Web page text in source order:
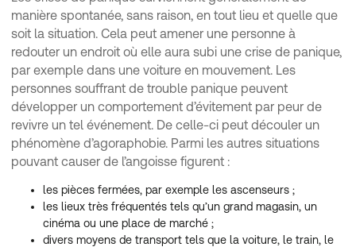
manière spontanée, sans raison, en tout lieu et quelle que
soit la situation. Cela peut amener une personne à
redouter un endroit où elle aura subi une crise de panique,
par exemple dans une voiture en mouvement. Les
personnes souffrant de trouble panique peuvent
développer un comportement d’évitement par peur de
revivre un tel événement. De celle-ci peut découler un
phénomène d’agoraphobie. Parmi les autres situations
pouvant causer de l’angoisse figurent :
les pièces fermées, par exemple les ascenseurs ;
les lieux très fréquentés tels qu’un grand magasin, un
cinéma ou une place de marché ;
divers moyens de transport tels que la voiture, le train, le